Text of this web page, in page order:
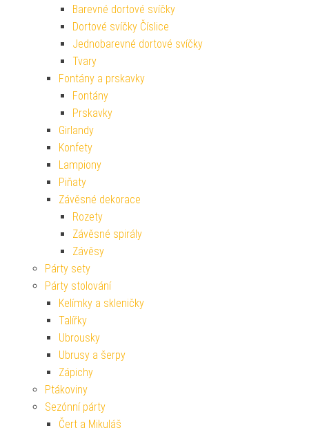
Barevné dortové svíčky
Dortové svíčky Číslice
Jednobarevné dortové svíčky
Tvary
Fontány a prskavky
Fontány
Prskavky
Girlandy
Konfety
Lampiony
Piňaty
Závěsné dekorace
Rozety
Závěsné spirály
Závěsy
Párty sety
Párty stolování
Kelímky a skleničky
Talířky
Ubrousky
Ubrusy a šerpy
Zápichy
Ptákoviny
Sezónní párty
Čert a Mikuláš